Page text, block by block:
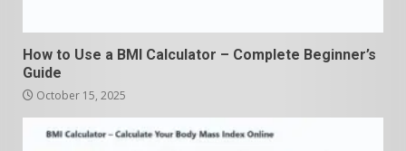
How to Use a BMI Calculator – Complete Beginner’s
Guide
October 15, 2025